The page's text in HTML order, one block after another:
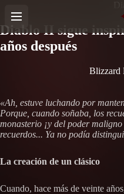
Diablo II sigue
años después
Blizzard
«Ah, estuve luchando por
Porque, cuando soñaba, los
monasterio ¡y del poder
recuerdos... Ya no podía
La creación de un clásico
Cuando, hace más de veinte